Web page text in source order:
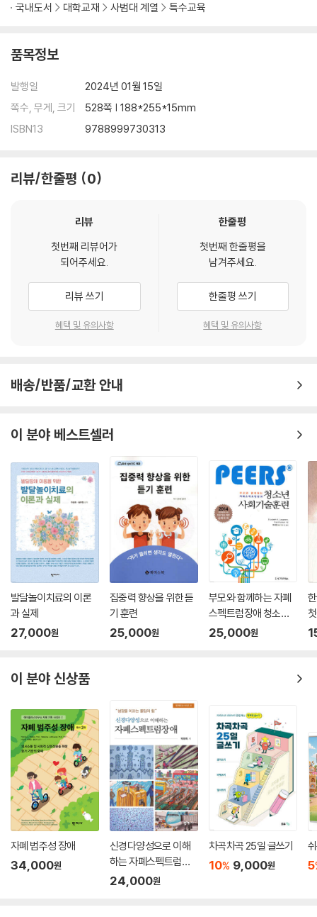
개인 차 대 집단 차
국가 간 차이: 국가 간 부의 차이
성별 차이
사회경제적 지위와 인종 차이
성취 격차는 왜 나타나는가
정책적 함의
유병률과 병인론
발달 신경심리학
요약
유병률과 병인론
뇌 메커니즘
병인론
진단과 치료
제11장 수학장애(난산증)
요약
정의
유병률과 역학
발달 신경심리학
뇌 메커니즘
진단과 치료
제12장 주의력결핍 과잉행동장애(ADHD)
요약
역사
정의
유병률과 역학
발달 신경심리학
뇌 메커니즘
병인론
진단과 치료
제13장 자폐스펙트럼장애
국내도서 대학교재 사범대 계열 특수교육
품목정보
발행일
2024년 01월 15일
쪽수, 무게, 크기
528쪽 | 188*255*15mm
ISBN13
9788999730313
리뷰/한줄평 0
리뷰
첫번째 리뷰어가
되어주세요.
리뷰 쓰기
혜택 및 유의사항
한줄평
첫번째 한줄평을
남겨주세요.
한줄평 쓰기
혜택 및 유의사항
배송/반품/교환 안내
이 분야 베스트셀러
발달놀이치료의 이론
과 실제
27,000원
집중력 향상을 위한 듣
기 훈련
25,000원
부모와 함께하는 자폐
스펙트럼장애 청소년
사회기술훈련 (PEERS
25,000원
이 분야 신상품
자폐 범주성 장애
34,000원
신경다양성으로 이해
하는 자폐스펙트럼장
애
24,000원
차곡차곡 25일 글쓰기
10% 9,000원 5